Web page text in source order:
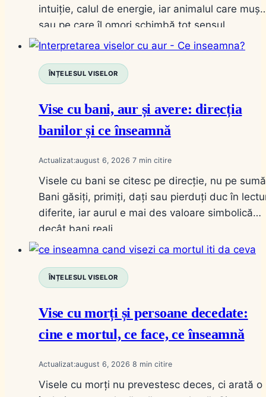
intuiție, calul de energie, iar animalul care
sau pe care îl omori schimbă tot sensul.
ÎNȚELESUL VISELOR
Vise cu bani, aur și avere: direcția
banilor și ce înseamnă
Actualizat:august 6, 2026 7
Visele cu bani se citesc pe direcție, nu pe
Bani găsiți, primiți, dați sau pierduți duc în
diferite, iar aurul e mai des valoare simbolică
decât bani reali.
ÎNȚELESUL VISELOR
Vise cu morți și persoane decedate:
cine e mortul, ce face, ce înseamnă
Actualizat:august 6, 2026 8
Visele cu morți nu prevestesc deces, ci arată o